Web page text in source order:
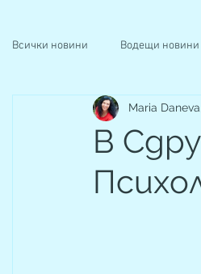
Всички новини Водещи новини
Наблюдавано жилище
В
Maria